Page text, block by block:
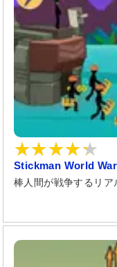
Stickman World War
棒人間が戦争するリア